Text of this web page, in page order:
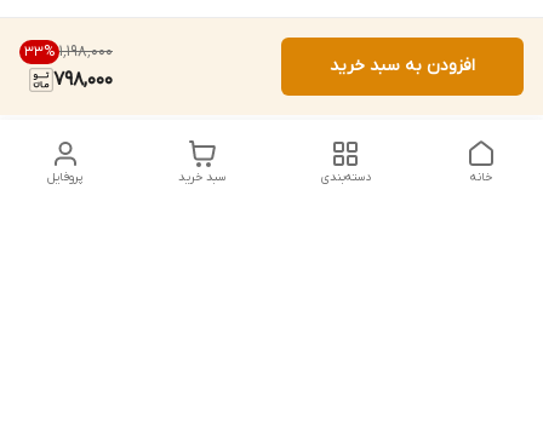
۱٬۱۹۸٬۰۰۰ 33%
798,000
افزودن به سبد خرید
پروفایل سبد خرید دسته‌بندی خانه